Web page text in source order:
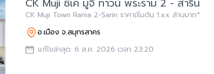
CK Muji ซีเค มูจิ ทาวน์ พระราม 2 - สาริน
CK Muji Town Rama 2-Sarin ราคาเริ่มต้น 1.xx ล้านบาท*
อ.เมือง จ.สมุทรสาคร
แก้ไขล่าสุด: 6 ส.ค. 2026 เวลา 23:20